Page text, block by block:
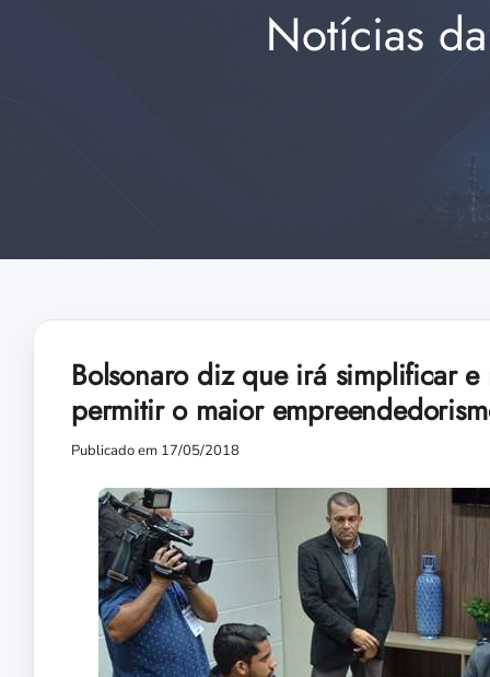
Notícias
Bolsonaro diz que irá simplificar
permitir o maior
Publicado em 17/05/2018